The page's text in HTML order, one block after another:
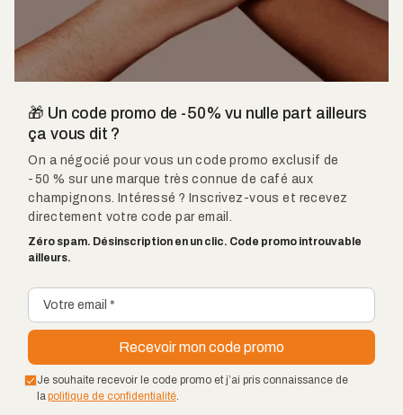
🎁 Un code promo de -50% vu nulle part ailleurs
ça vous dit ?
On a négocié pour vous un code promo exclusif de
-50 % sur une marque très connue de café aux
champignons. Intéressé ? Inscrivez-vous et recevez
directement votre code par email.
Zéro spam. Désinscription en un clic. Code promo introuvable
ailleurs.
Je souhaite recevoir le code promo et j’ai pris connaissance de
la politique de confidentialité.